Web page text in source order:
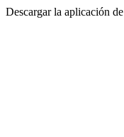
Descargar la aplicación de